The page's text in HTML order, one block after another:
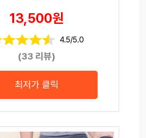
13,500원
4.5/5.0
(33 리뷰)
최저가 클릭